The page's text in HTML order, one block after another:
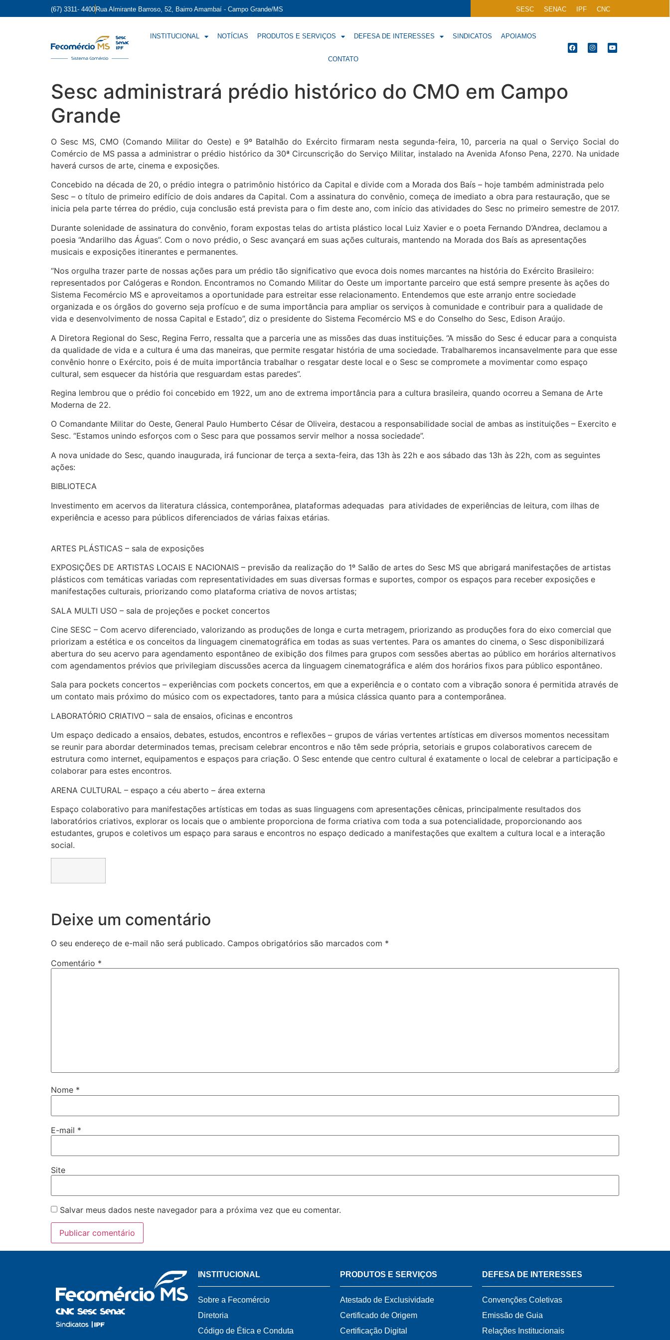
(67) 3311- 4400 Rua Almirante Barroso, 52, Bairro Amambaí - Campo Grande/MS SESC SENAC IPF CNC
INSTITUCIONAL NOTÍCIAS PRODUTOS E SERVIÇOS DEFESA DE INTERESSES SINDICATOS APOIAMOS
CONTATO
Sesc administrará prédio histórico do CMO em Campo
Grande
O Sesc MS, CMO (Comando Militar do Oeste) e 9º Batalhão do Exército firmaram nesta segunda-feira, 10, parceria na qual o Serviço Social do
Comércio de MS passa a administrar o prédio histórico da 30ª Circunscrição do Serviço Militar, instalado na Avenida Afonso Pena, 2270. Na unidade
haverá cursos de arte, cinema e exposições.
Concebido na década de 20, o prédio integra o patrimônio histórico da Capital e divide com a Morada dos Baís – hoje também administrada pelo
Sesc – o título de primeiro edifício de dois andares da Capital. Com a assinatura do convênio, começa de imediato a obra para restauração, que se
inicia pela parte térrea do prédio, cuja conclusão está prevista para o fim deste ano, com início das atividades do Sesc no primeiro semestre de 2017.
Durante solenidade de assinatura do convênio, foram expostas telas do artista plástico local Luiz Xavier e o poeta Fernando D’Andrea, declamou a
poesia “Andarilho das Águas”. Com o novo prédio, o Sesc avançará em suas ações culturais, mantendo na Morada dos Baís as apresentações
musicais e exposições itinerantes e permanentes.
“Nos orgulha trazer parte de nossas ações para um prédio tão significativo que evoca dois nomes marcantes na história do Exército Brasileiro:
representados por Calógeras e Rondon. Encontramos no Comando Militar do Oeste um importante parceiro que está sempre presente às ações do
Sistema Fecomércio MS e aproveitamos a oportunidade para estreitar esse relacionamento. Entendemos que este arranjo entre sociedade
organizada e os órgãos do governo seja profícuo e de suma importância para ampliar os serviços à comunidade e contribuir para a qualidade de
vida e desenvolvimento de nossa Capital e Estado”, diz o presidente do Sistema Fecomércio MS e do Conselho do Sesc, Edison Araújo.
A Diretora Regional do Sesc, Regina Ferro, ressalta que a parceria une as missões das duas instituições. “A missão do Sesc é educar para a conquista
da qualidade de vida e a cultura é uma das maneiras, que permite resgatar história de uma sociedade. Trabalharemos incansavelmente para que esse
convênio honre o Exército, pois é de muita importância trabalhar o resgatar deste local e o Sesc se compromete a movimentar como espaço
cultural, sem esquecer da história que resguardam estas paredes”.
Regina lembrou que o prédio foi concebido em 1922, um ano de extrema importância para a cultura brasileira, quando ocorreu a Semana de Arte
Moderna de 22.
O Comandante Militar do Oeste, General Paulo Humberto César de Oliveira, destacou a responsabilidade social de ambas as instituições – Exercito e
Sesc. “Estamos unindo esforços com o Sesc para que possamos servir melhor a nossa sociedade”.
A nova unidade do Sesc, quando inaugurada, irá funcionar de terça a sexta-feira, das 13h às 22h e aos sábado das 13h às 22h, com as seguintes
ações:
BIBLIOTECA
Investimento em acervos da literatura clássica, contemporânea, plataformas adequadas para atividades de experiências de leitura, com ilhas de
experiência e acesso para públicos diferenciados de várias faixas etárias.
ARTES PLÁSTICAS – sala de exposições
EXPOSIÇÕES DE ARTISTAS LOCAIS E NACIONAIS – previsão da realização do 1º Salão de artes do Sesc MS que abrigará manifestações de artistas
plásticos com temáticas variadas com representatividades em suas diversas formas e suportes, compor os espaços para receber exposições e
manifestações culturais, priorizando como plataforma criativa de novos artistas;
SALA MULTI USO – sala de projeções e pocket concertos
Cine SESC – Com acervo diferenciado, valorizando as produções de longa e curta metragem, priorizando as produções fora do eixo comercial que
priorizam a estética e os conceitos da linguagem cinematográfica em todas as suas vertentes. Para os amantes do cinema, o Sesc disponibilizará
abertura do seu acervo para agendamento espontâneo de exibição dos filmes para grupos com sessões abertas ao público em horários alternativos
com agendamentos prévios que privilegiam discussões acerca da linguagem cinematográfica e além dos horários fixos para público espontâneo.
Sala para pockets concertos – experiências com pockets concertos, em que a experiência e o contato com a vibração sonora é permitida através de
um contato mais próximo do músico com os expectadores, tanto para a música clássica quanto para a contemporânea.
LABORATÓRIO CRIATIVO – sala de ensaios, oficinas e encontros
Um espaço dedicado a ensaios, debates, estudos, encontros e reflexões – grupos de várias vertentes artísticas em diversos momentos necessitam
se reunir para abordar determinados temas, precisam celebrar encontros e não têm sede própria, setoriais e grupos colaborativos carecem de
estrutura como internet, equipamentos e espaços para criação. O Sesc entende que centro cultural é exatamente o local de celebrar a participação e
colaborar para estes encontros.
ARENA CULTURAL – espaço a céu aberto – área externa
Espaço colaborativo para manifestações artísticas em todas as suas linguagens com apresentações cênicas, principalmente resultados dos
laboratórios criativos, explorar os locais que o ambiente proporciona de forma criativa com toda a sua potencialidade, proporcionando aos
estudantes, grupos e coletivos um espaço para saraus e encontros no espaço dedicado a manifestações que exaltem a cultura local e a interação
social.
Deixe um comentário
O seu endereço de e-mail não será publicado. Campos obrigatórios são marcados com *
Comentário *
Nome *
E-mail *
Site
Salvar meus dados neste navegador para a próxima vez que eu comentar.
INSTITUCIONAL
Sobre a Fecomércio
Diretoria
Código de Ética e Conduta
PRODUTOS E SERVIÇOS
Atestado de Exclusividade
Certificado de Origem
Certificação Digital
DEFESA DE INTERESSES
Convenções Coletivas
Emissão de Guia
Relações Institucionais